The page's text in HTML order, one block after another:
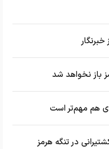
باز نخواهد شد
هم مهم‌تر است
در تنگه هرمز